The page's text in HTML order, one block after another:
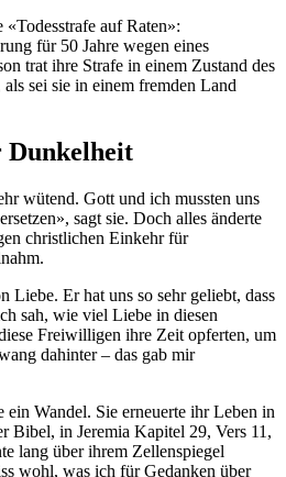
auf Raten»:
für 50 Jahre wegen eines
trat ihre Strafe in einem Zustand des
sei sie in einem fremden Land
wütend. Gott und ich mussten uns
sagt sie. Doch alles änderte
christlichen Einkehr für
Liebe. Er hat uns so sehr geliebt, dass
sah, wie viel Liebe in diesen
Freiwilligen ihre Zeit opferten, um
dahinter – das gab mir
Wandel. Sie erneuerte ihr Leben in
Bibel, in Jeremia Kapitel 29, Vers 11,
lang über ihrem Zellenspiegel
wohl, was ich für Gedanken über